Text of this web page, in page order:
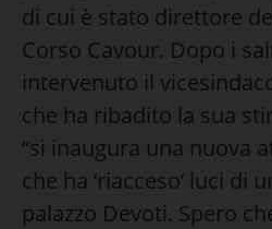
di cui è stato direttore
Corso Cavour. Dopo i
intervenuto il
che ha ribadito la sua
“si inaugura una nuova
che ha ‘riacceso’ luci di
palazzo Devoti. Spero